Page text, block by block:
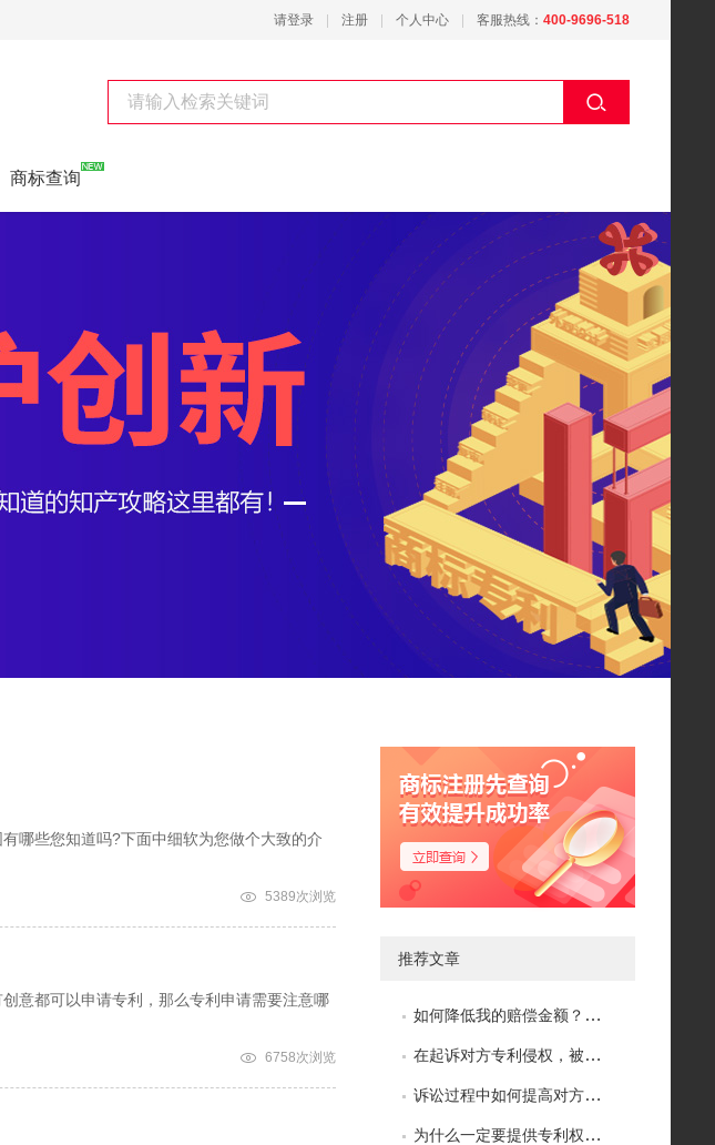
请登录 注册 个人中心 客服热线： 400-9696-518
商标查询
商标注册先查询
有效提升成功率
推荐文章
如何降低我的赔偿金额？如何取得谅解？
在起诉对方专利侵权，被专利无效了，怎么办？
诉讼过程中如何提高对方的赔偿金额？
为什么一定要提供专利权评价报告？
哪些您知道吗?下面中细软为您做个大致的介
5389次浏览
意都可以申请专利，那么专利申请需要注意哪
6758次浏览